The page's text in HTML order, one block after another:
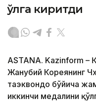
қўлга киритди
ASTANA. Kazinform –
Жанубий Кореянинг
таэквондо бўйича
иккинчи медалини